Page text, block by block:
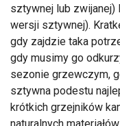
sztywnej lub zwijanej)
wersji sztywnej).
gdy zajdzie taka
gdy musimy go
sezonie grzewczym,
sztywna podestu
krótkich grzejników